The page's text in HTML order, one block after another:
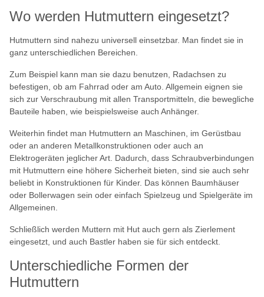
Wo werden Hutmuttern eingesetzt?
Hutmuttern sind nahezu universell einsetzbar. Man findet sie in
ganz unterschiedlichen Bereichen.
Zum Beispiel kann man sie dazu benutzen, Radachsen zu
befestigen, ob am Fahrrad oder am Auto. Allgemein eignen sie
sich zur Verschraubung mit allen Transportmitteln, die bewegliche
Bauteile haben, wie beispielsweise auch Anhänger.
Weiterhin findet man Hutmuttern an Maschinen, im Gerüstbau
oder an anderen Metallkonstruktionen oder auch an
Elektrogeräten jeglicher Art. Dadurch, dass Schraubverbindungen
mit Hutmuttern eine höhere Sicherheit bieten, sind sie auch sehr
beliebt in Konstruktionen für Kinder. Das können Baumhäuser
oder Bollerwagen sein oder einfach Spielzeug und Spielgeräte im
Allgemeinen.
Schließlich werden Muttern mit Hut auch gern als Zierlement
eingesetzt, und auch Bastler haben sie für sich entdeckt.
Unterschiedliche Formen der
Hutmuttern